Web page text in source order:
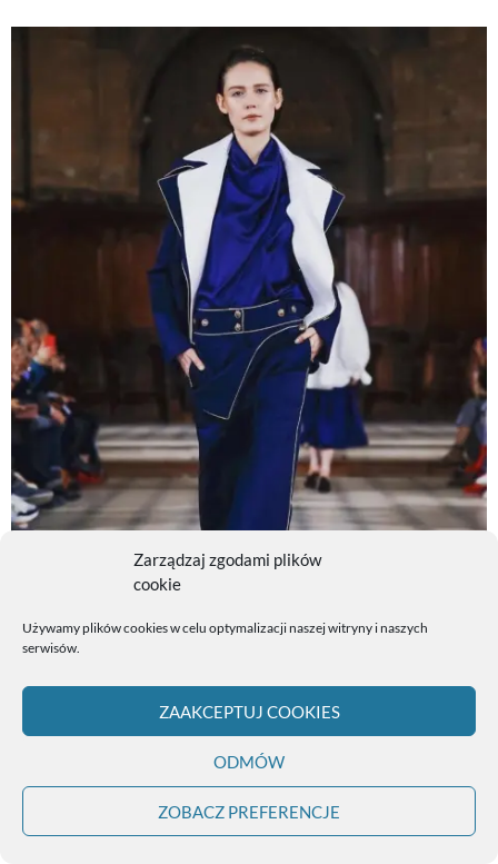
Czy duże marki płacą więcej?
Zarządzaj zgodami plików
cookie
Używamy plików cookies w celu optymalizacji naszej witryny i naszych
serwisów.
ZAAKCEPTUJ COOKIES
ODMÓW
ZOBACZ PREFERENCJE